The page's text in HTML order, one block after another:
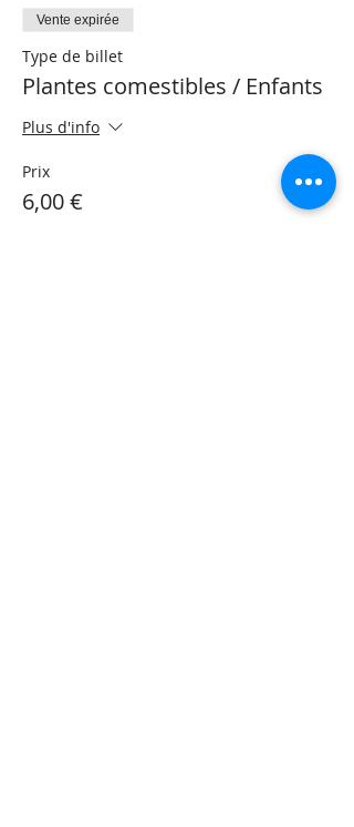
Vente expirée
Type de billet
Plantes comestibles / Enfants
Plus d'info
Prix
6,00 €